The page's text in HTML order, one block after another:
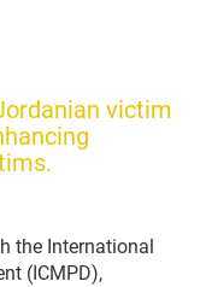
victim
the International
(ICMPD),